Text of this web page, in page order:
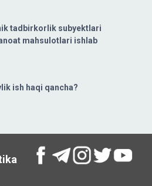
tadbirkorlik subyektlari
mahsulotlari ishlab
ish haqi qancha?